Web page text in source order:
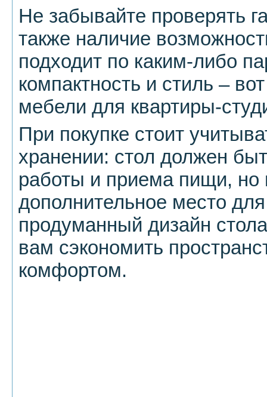
Не забывайте проверять
также наличие
подходит по каким-либо
компактность и стиль –
мебели для квартиры-
При покупке стоит
хранении: стол должен
работы и приема пищи, но
дополнительное место
продуманный дизайн
вам сэкономить
комфортом.